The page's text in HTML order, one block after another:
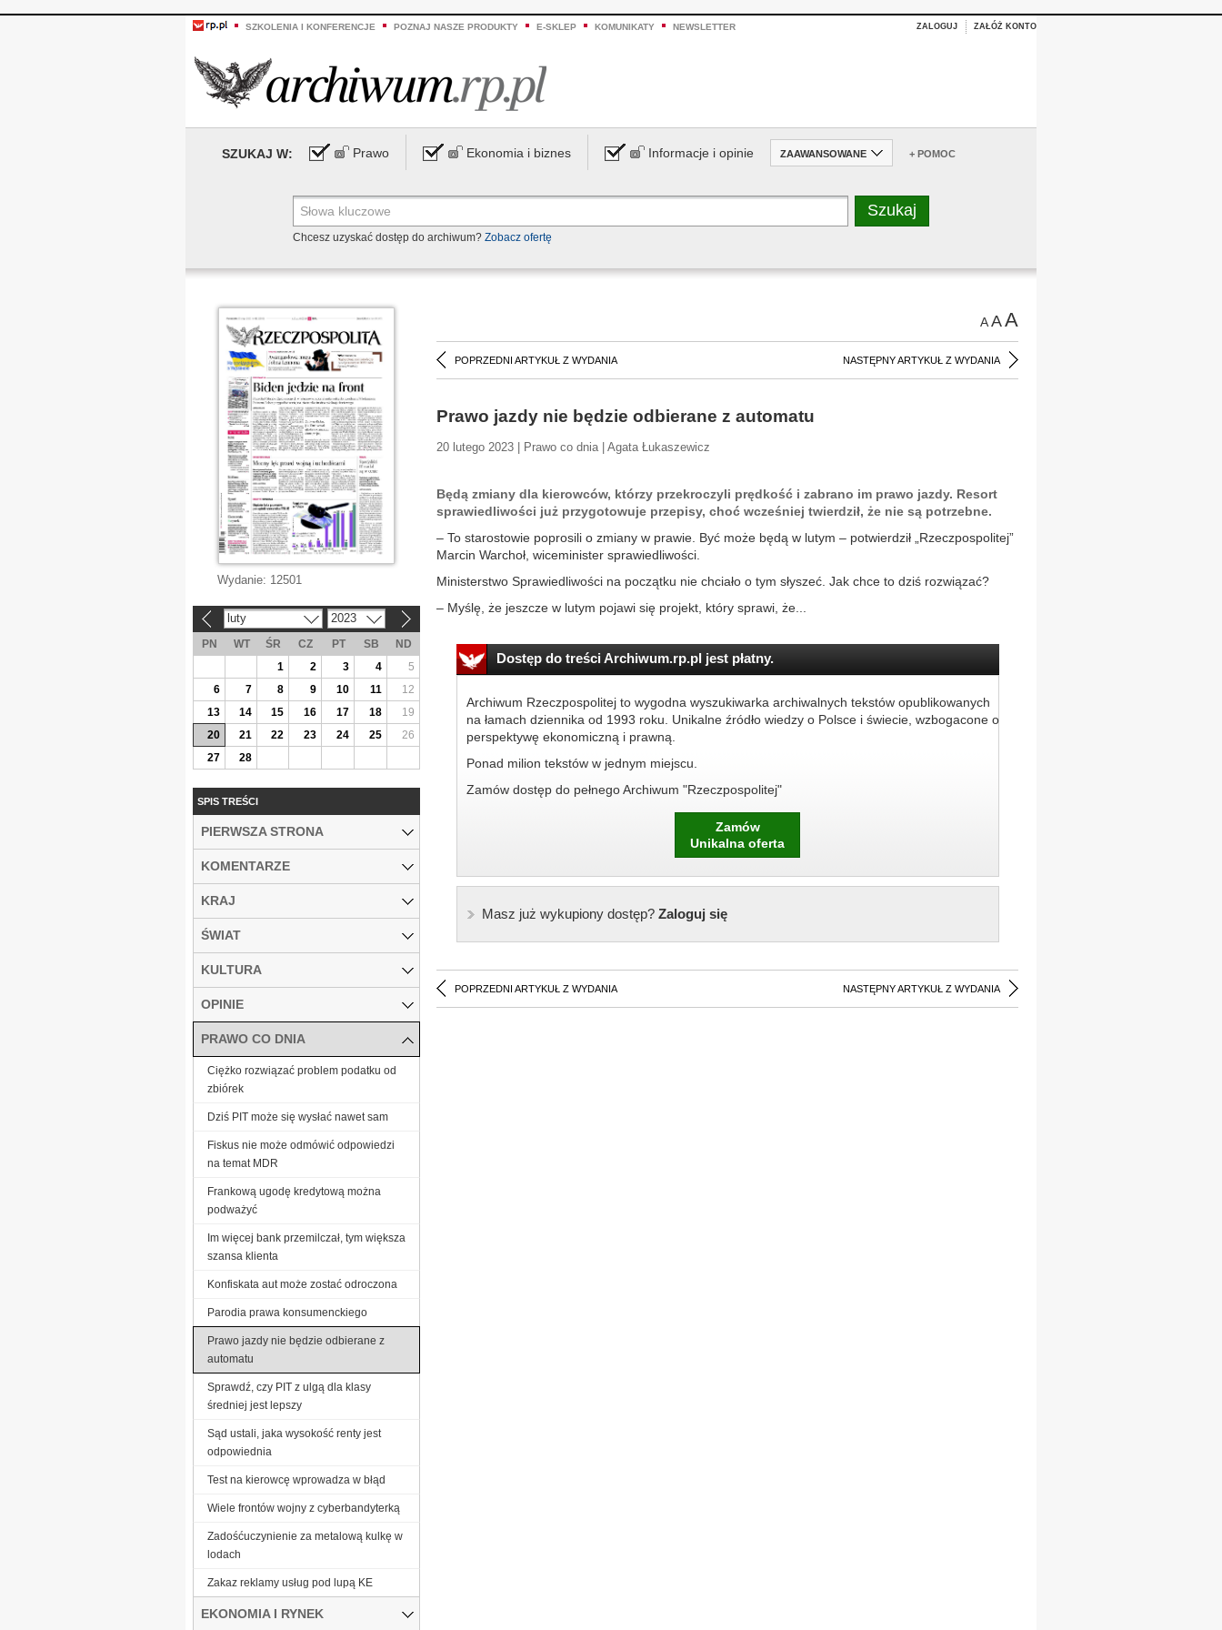
SZKOLENIA I KONFERENCJE POZNAJ NASZE PRODUKTY E-SKLEP KOMUNIKATY NEWSLETTER ZALOGUJ ZAŁÓŻ KONTO
SZUKAJ W: Prawo Ekonomia i biznes Informacje i opinie ZAAWANSOWANE + POMOC
Chcesz uzyskać dostęp do archiwum? Zobacz ofertę
AAA
POPRZEDNI ARTYKUŁ Z WYDANIA NASTĘPNY ARTYKUŁ Z WYDANIA
Prawo jazdy nie będzie odbierane z automatu
20 lutego 2023 | Prawo co dnia | Agata Łukaszewicz
Będą zmiany dla kierowców, którzy przekroczyli prędkość i zabrano im prawo jazdy. Resort
sprawiedliwości już przygotowuje przepisy, choć wcześniej twierdził, że nie są potrzebne.
– To starostowie poprosili o zmiany w prawie. Być może będą w lutym – potwierdził „Rzeczpospolitej”
Marcin Warchoł, wiceminister sprawiedliwości.
Ministerstwo Sprawiedliwości na początku nie chciało o tym słyszeć. Jak chce to dziś rozwiązać?
– Myślę, że jeszcze w lutym pojawi się projekt, który sprawi, że...
Dostęp do treści Archiwum.rp.pl jest płatny.
Archiwum Rzeczpospolitej to wygodna wyszukiwarka archiwalnych tekstów opublikowanych
na łamach dziennika od 1993 roku. Unikalne źródło wiedzy o Polsce i świecie, wzbogacone o
perspektywę ekonomiczną i prawną.
Ponad milion tekstów w jednym miejscu.
Zamów dostęp do pełnego Archiwum "Rzeczpospolitej"
Zamów
Unikalna oferta
Masz już wykupiony dostęp?Zaloguj się
POPRZEDNI ARTYKUŁ Z WYDANIA NASTĘPNY ARTYKUŁ Z WYDANIA
Wydanie: 12501
luty 2023
PN WT ŚR CZ PT SB
ND
1
2 3 4
5
6
7 8 9 10 11
12
13
14 15 16 17 18
19
20
21 22 23 24 25
26
27
28
SPIS TREŚCI
PIERWSZA STRONA
KOMENTARZE
KRAJ
ŚWIAT
KULTURA
OPINIE
PRAWO CO DNIA
Ciężko rozwiązać problem podatku od
zbiórek
Dziś PIT może się wysłać nawet sam
Fiskus nie może odmówić odpowiedzi
na temat MDR
Frankową ugodę kredytową można
podważyć
Im więcej bank przemilczał, tym większa
szansa klienta
Konfiskata aut może zostać odroczona
Parodia prawa konsumenckiego
Prawo jazdy nie będzie odbierane z
automatu
Sprawdź, czy PIT z ulgą dla klasy
średniej jest lepszy
Sąd ustali, jaka wysokość renty jest
odpowiednia
Test na kierowcę wprowadza w błąd
Wiele frontów wojny z cyberbandyterką
Zadośćuczynienie za metalową kulkę w
lodach
Zakaz reklamy usług pod lupą KE
EKONOMIA I RYNEK